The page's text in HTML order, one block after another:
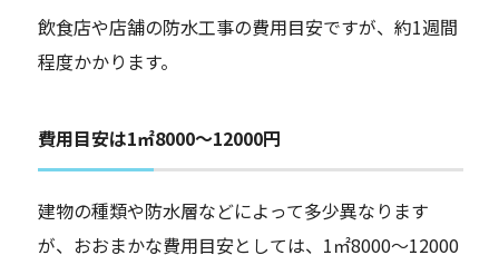
飲食店や店舗の防水工事の費用目安ですが、約1週間
程度かかります。
費用目安は1㎡8000～12000円
建物の種類や防水層などによって多少異なります
が、おおまかな費用目安としては、1㎡8000～12000